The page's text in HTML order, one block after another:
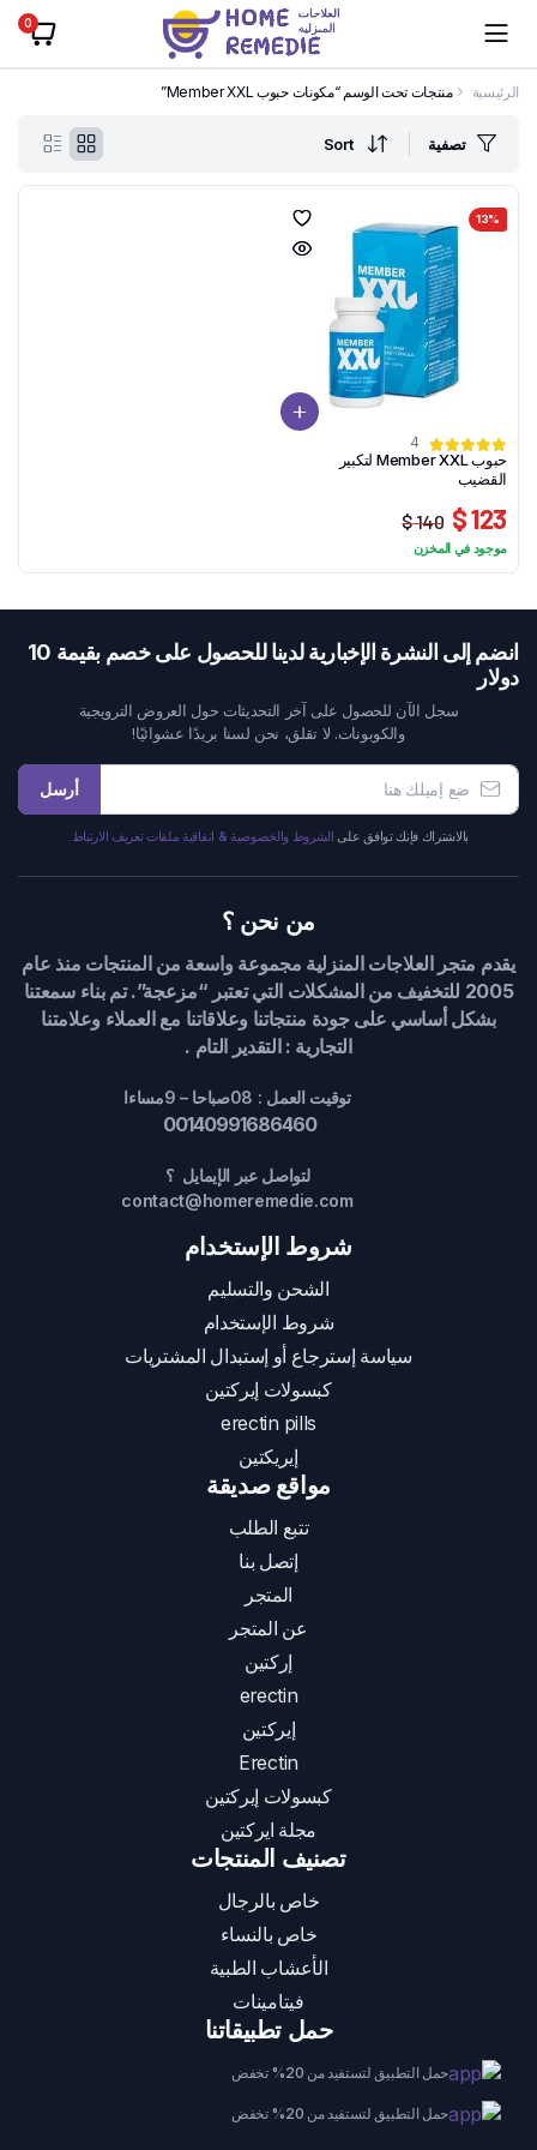
0
الرئيسية منتجات تحت الوسم “مكونات حبوب Member XXL”
تصفية Sort
13%
4
حبوب Member XXL لتكبير
القضيب
140 $
الأصلي
123 $
الحالي
موجود في المخزن
انضم إلى النشرة الإخبارية لدينا للحصول على خصم بقيمة 10
دولار
سجل الآن للحصول على آخر التحديثات حول العروض الترويجية
والكوبونات. لا تقلق، نحن لسنا بريدًا عشوائيًا!
أرسل
بالاشتراك فإنك توافق على الشروط والخصوصية & اتفاقية ملفات تعريف الارتباط.
من نحن ؟
يقدم متجر العلاجات المنزلية مجموعة واسعة من المنتجات منذ عام
2005 للتخفيف من المشكلات التي تعتبر “مزعجة”. تم بناء سمعتنا
بشكل أساسي على جودة منتجاتنا وعلاقاتنا مع العملاء وعلامتنا
التجارية : التقدير التام .
توقيت العمل : 08صباحا – 9مساءا
00140991686460
لتواصل عبر الإيمايل ؟
contact@homeremedie.com
شروط الإستخدام
الشحن والتسليم
شروط الإستخدام
سياسة إسترجاع أو إستبدال المشتريات
كبسولات إيركتين
erectin pills
إيريكتين
مواقع صديقة
تتبع الطلب
إتصل بنا
المتجر
عن المتجر
إركتين
erectin
إيركتين
Erectin
كبسولات إيركتين
مجلة ايركتين
تصنيف المنتجات
خاص بالرجال
خاص بالنساء
الأعشاب الطبية
فيتامينات
حمل تطبيقاتنا
حمل التطبيق لتستفيد من 20% تخفض
حمل التطبيق لتستفيد من 20% تخفض